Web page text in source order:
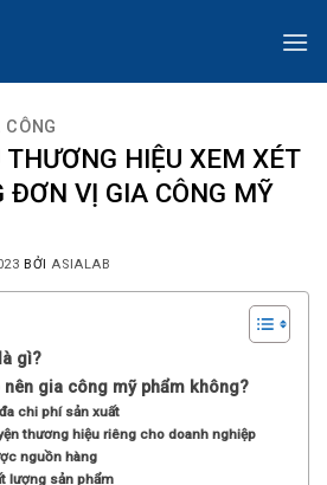
HIỆU XEM XÉT
ĐƠN VỊ GIA CÔNG MỸ
BỞIASIALAB
gì?
gia công mỹ phẩm không?
chi phí sản xuất
thương hiệu riêng cho doanh nghiệp
nguồn hàng
lượng sản phẩm